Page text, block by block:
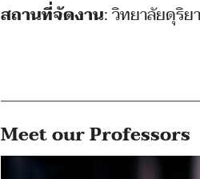
สถานที่จัดงาน: วิทยาลัยดุริ
Meet our Professors